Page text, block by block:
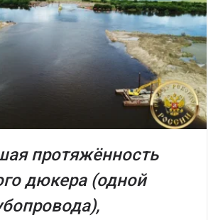
протяжённость
дюкера (одной